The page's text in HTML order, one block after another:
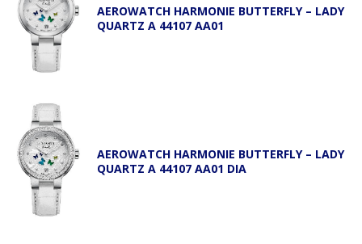
AEROWATCH HARMONIE BUTTERFLY – LADY
QUARTZ A 44107 AA01
AEROWATCH HARMONIE BUTTERFLY – LADY
QUARTZ A 44107 AA01 DIA